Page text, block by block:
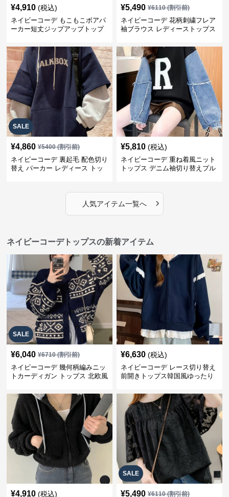
¥4,910 (税込)
ネイビーコーデ もこもこボアパ
ーカー短丈ジップアップトップ
¥5,490 ¥6110(割引前)
ネイビーコーデ 花柄刺繍フレア
袖ブラウス レディーストップス
SALE
¥4,860 ¥5400(割引前)
ネイビーコーデ 裏起毛 配色切り
替え パーカー レディース トッ
¥5,810 (税込)
ネイビーコーデ 重ね着風ニット
トップス デニム袖切り替えプル
人気アイテム一覧へ ›
ネイビーコーデトップスの新着アイテム
SALE
¥6,040 ¥6710(割引前)
ネイビーコーデ 幾何柄編みニッ
トカーディガン トップス 北欧風
¥6,630 (税込)
ネイビーコーデ レース切り替え
前開きトップス韓国風ゆったり
¥4,910 (税込)
SALE
¥5,490 ¥6110(割引前)